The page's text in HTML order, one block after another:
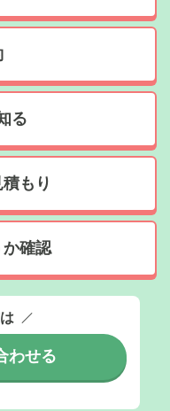
る
もり
確認
わせる